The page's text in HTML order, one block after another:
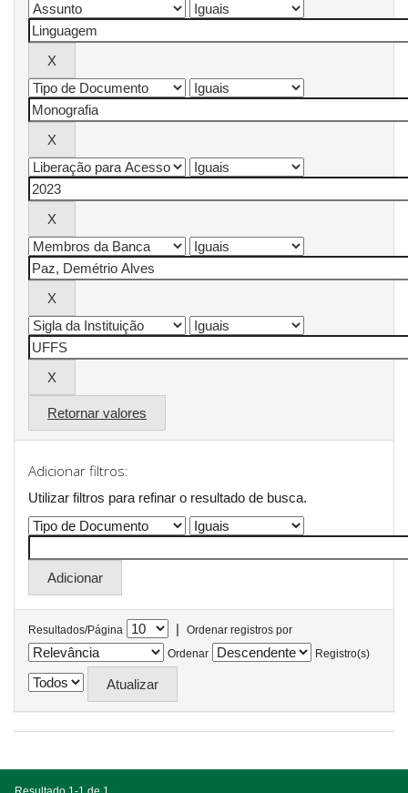
Retornar valores
Adicionar filtros:
Utilizar filtros para refinar o resultado de busca.
Resultados/Página |
Ordenar registros por
Ordenar
Registro(s)